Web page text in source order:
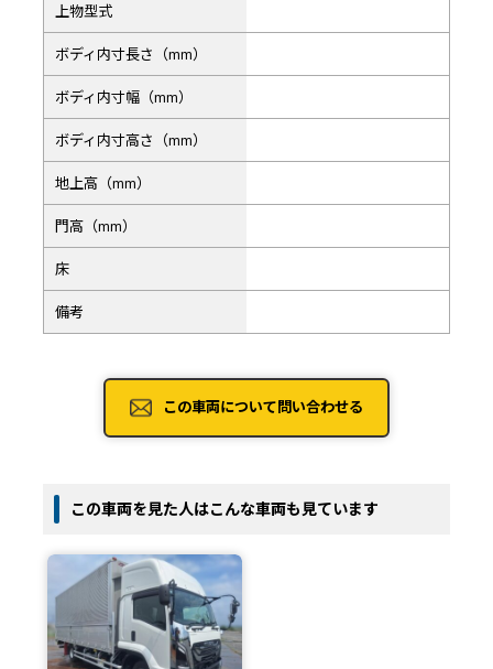
上物型式
ボディ内寸長さ（mm）
ボディ内寸幅（mm）
ボディ内寸高さ（mm）
地上高（mm）
門高（mm）
床
備考
この車両について問い合わせる
この車両を見た人はこんな車両も見ています